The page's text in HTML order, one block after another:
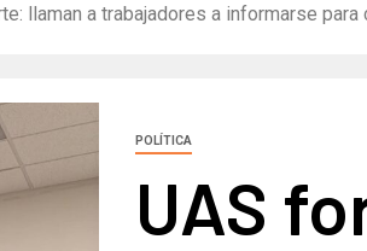
llaman a trabajadores a informarse
POLÍTICA
UAS